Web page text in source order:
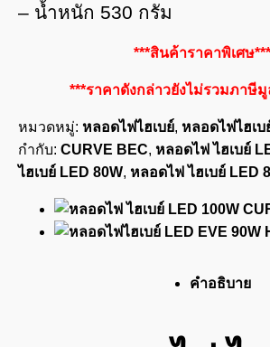
– น้ำหนัก 530 กรัม
***สินค้าราคาพิเศษ***
***ราคาดังกล่าวยังไม่รวมภาษีมู
หมวดหมู่: หลอดไฟไฮเบย์, หลอดไฟไฮเบ
กำกับ: CURVE BEC, หลอดไฟ ไฮเบย์
ไฮเบย์ LED 80W, หลอดไฟ ไฮเบย์ LED
คำอธิบาย